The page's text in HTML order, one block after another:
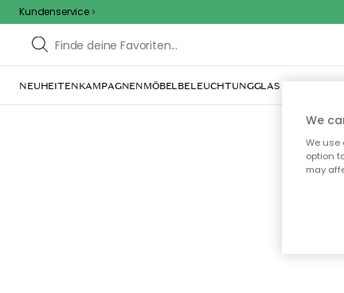
Kundenservice
NEUHEITENKAMPAGNENMÖBELBELEUCHTUNGGLAS & GESCHIRR
We
We use
option
may